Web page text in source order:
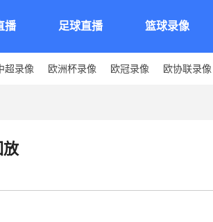
播 足球直播 篮球录像
超录像 欧洲杯录像 欧冠录像 欧协联录像
放